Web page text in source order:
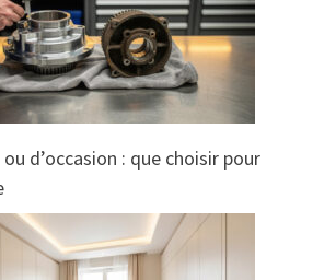
d’occasion : que choisir pour